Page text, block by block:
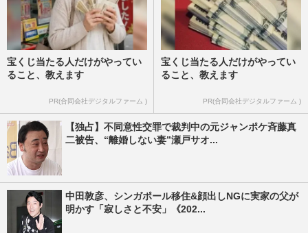
宝くじ当たる人だけがやってい
ること、教えます
PR(合同会社デジタルファーム )
宝くじ当たる人だけがやってい
ること、教えます
PR(合同会社デジタルファーム )
【独占】不同意性交罪で裁判中の元ジャンポケ斉藤真
二被告、“離婚しない妻”瀬戸サオ...
中田敦彦、シンガポール移住&顔出しNGに実家の父が
明かす「寂しさと不安」《202...